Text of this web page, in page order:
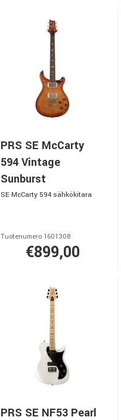
PRS SE McCarty
594 Vintage
Sunburst
SE McCarty 594 sähkökitara
Tuotenumero 1601308
€899,00
PRS SE NF53 Pearl